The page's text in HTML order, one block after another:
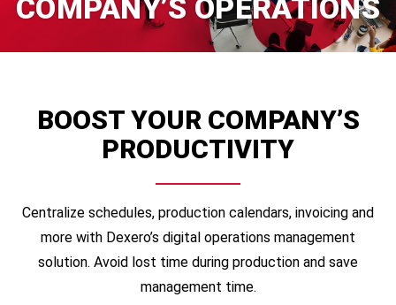
COMPANY’S OPERATIONS
BOOST YOUR COMPANY’S
PRODUCTIVITY
Centralize schedules, production calendars, invoicing and
more with Dexero’s digital operations management
solution. Avoid lost time during production and save
management time.